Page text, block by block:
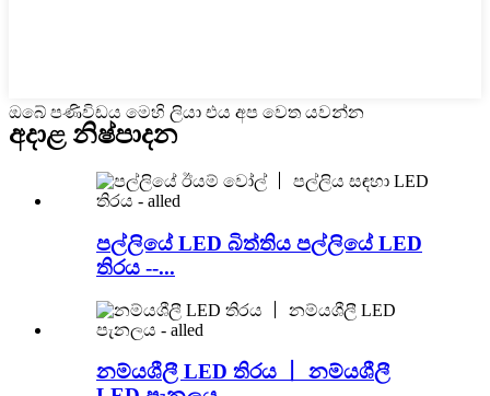
ඔබේ පණිවිඩය මෙහි ලියා එය අප වෙත යවන්න
අදාළ නිෂ්පාදන
පල්ලියේ LED බිත්තිය පල්ලියේ LED
තිරය --...
නම්යශීලී LED තිරය 丨 නම්යශීලී